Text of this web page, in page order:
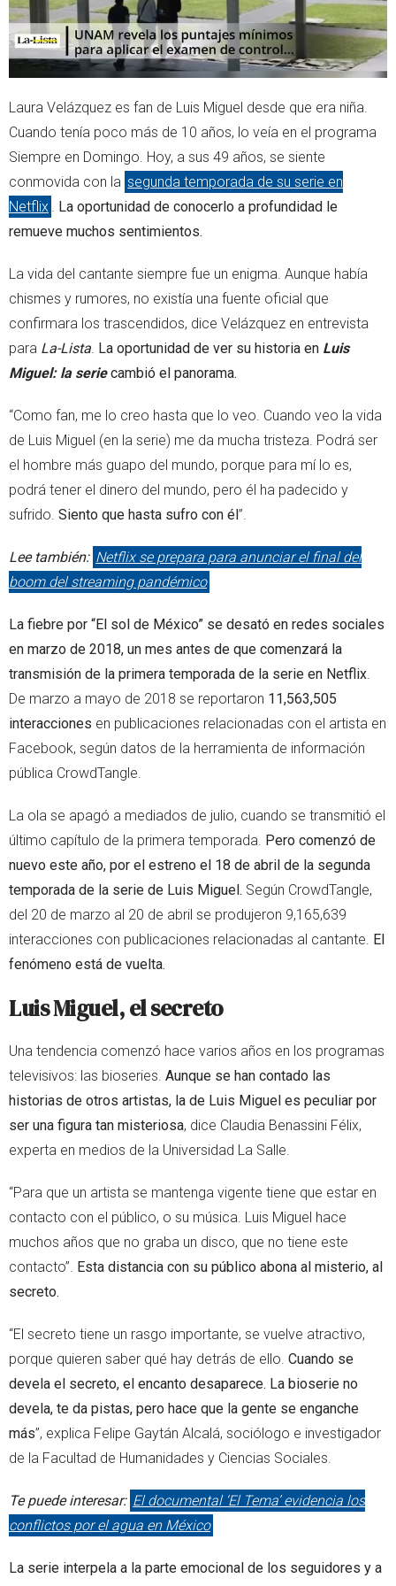
Laura Velázquez es fan de Luis Miguel desde que era niña.
Cuando tenía poco más de 10 años, lo veía en el programa
Siempre en Domingo. Hoy, a sus 49 años, se siente
conmovida con la segunda temporada de su serie en
Netflix
La oportunidad de conocerlo a profundidad le
remueve muchos sentimientos.
La vida del cantante siempre fue un enigma. Aunque había
chismes y rumores, no existía una fuente oficial que
confirmara los trascendidos, dice Velázquez en entrevista
para La-Lista La oportunidad de ver su historia en Luis
Miguel: la seriecambió el panorama.
“Como fan, me lo creo hasta que lo veo. Cuando veo la vida
de Luis Miguel (en la serie) me da mucha tristeza. Podrá ser
el hombre más guapo del mundo, porque para mí lo es,
podrá tener el dinero del mundo, pero él ha padecido y
sufrido. Siento que hasta sufro con él”.
Lee también: Netflix se prepara para anunciar el final del
boom del streaming pandémico
La fiebre por “El sol de México” se desató en redes sociales
en marzo de 2018, un mes antes de que comenzará la
transmisión de la primera temporada de la serie en Netflix
De marzo a mayo de 2018 se reportaron 11,563,505
interacciones en publicaciones relacionadas con el artista en
Facebook, según datos de la herramienta de información
pública CrowdTangle.
La ola se apagó a mediados de julio, cuando se transmitió el
último capítulo de la primera temporada. Pero comenzó de
nuevo este año, por el estreno el 18 de abril de la segunda
temporada de la serie de Luis Miguel. Según CrowdTangle,
del 20 de marzo al 20 de abril se produjeron 9,165,639
interacciones con publicaciones relacionadas al cantante. El
fenómeno está de vuelta.
Luis Miguel, el secreto
Una tendencia comenzó hace varios años en los programas
televisivos: las bioseries. Aunque se han contado las
historias de otros artistas, la de Luis Miguel es peculiar por
ser una figura tan misteriosa, dice Claudia Benassini Félix,
experta en medios de la Universidad La Salle.
“Para que un artista se mantenga vigente tiene que estar en
contacto con el público, o su música. Luis Miguel hace
muchos años que no graba un disco, que no tiene este
contacto”. Esta distancia con su público abona al misterio, al
secreto.
“El secreto tiene un rasgo importante, se vuelve atractivo,
porque quieren saber qué hay detrás de ello. Cuando se
devela el secreto, el encanto desaparece. La bioserie no
devela, te da pistas, pero hace que la gente se enganche
más”, explica Felipe Gaytán Alcalá, sociólogo e investigador
de la Facultad de Humanidades y Ciencias Sociales.
Te puede interesar: El documental ‘El Tema’ evidencia los
conflictos por el agua en México
La serie interpela a la parte emocional de los seguidores y a